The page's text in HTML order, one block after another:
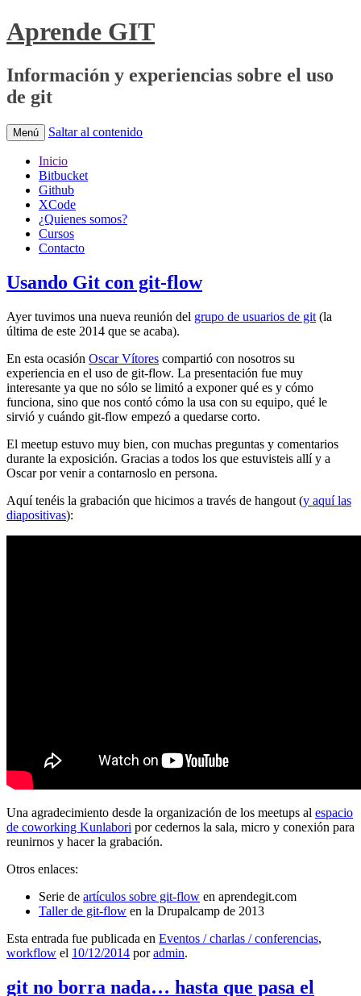
Aprende GIT
Información y experiencias sobre el uso
de git
Menú Saltar al contenido
Inicio
Bitbucket
Github
XCode
¿Quienes somos?
Cursos
Contacto
Usando Git con git-flow
Ayer tuvimos una nueva reunión del grupo de usuarios de git (la
última de este 2014 que se acaba).
En esta ocasión Oscar Vítores compartió con nosotros su
experiencia en el uso de git-flow. La presentación fue muy
interesante ya que no sólo se limitó a exponer qué es y cómo
funciona, sino que nos contó cómo la usa con su equipo, qué le
sirvió y cuándo git-flow empezó a quedarse corto.
El meetup estuvo muy bien, con muchas preguntas y comentarios
durante la exposición. Gracias a todos los que estuvisteis allí y a
Oscar por venir a contarnoslo en persona.
Aquí tenéis la grabación que hicimos a través de hangout (y aquí las
diapositivas):
Una agradecimiento desde la organización de los meetups al espacio
de coworking Kunlabori por cedernos la sala, micro y conexión para
reunirnos y hacer la grabación.
Otros enlaces:
Serie de artículos sobre git-flow en aprendegit.com
Taller de git-flow en la Drupalcamp de 2013
Esta entrada fue publicada en Eventos / charlas / conferencias,
workflow el 10/12/2014 poradmin.
git no borra nada… hasta que pasa el